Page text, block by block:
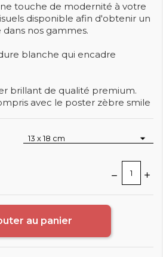
touche de modernité à votre
disponible afin d'obtenir un
nos gammes.
blanche qui encadre
brillant de qualité premium.
avec le poster zèbre smile
au panier